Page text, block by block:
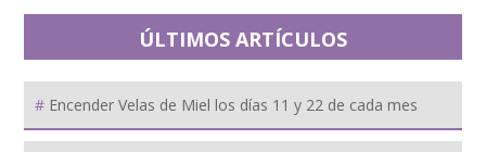
ÚLTIMOS ARTÍCULOS
Encender Velas de Miel los días 11 y 22 de cada mes